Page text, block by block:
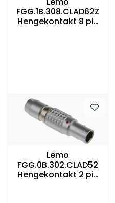
FGG.1B.308.CLAD62Z
Hengekontakt 8 pin
Lemo
FGG.0B.302.CLAD52
Hengekontakt 2 pin